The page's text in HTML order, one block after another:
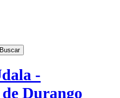
Buscar